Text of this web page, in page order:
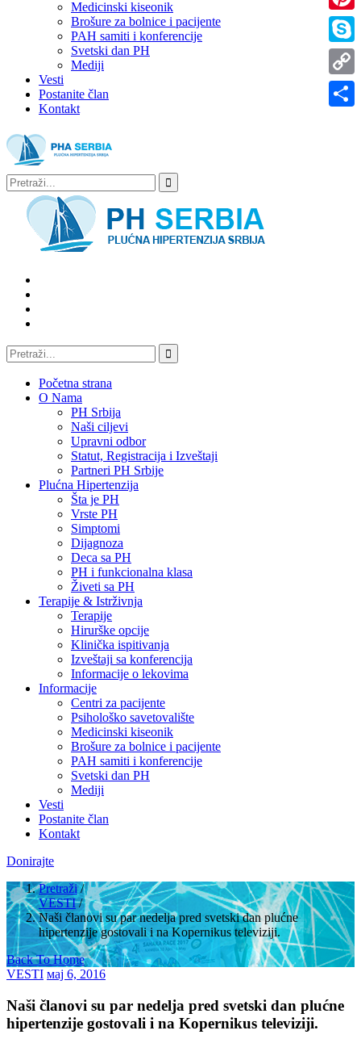
Medicinski kiseonik
Brošure za bolnice i pacijente
PAH samiti i konferencije
Svetski dan PH
Mediji
Vesti
Postanite član
Kontakt
Početna strana
O Nama
PH Srbija
Naši ciljevi
Upravni odbor
Statut, Registracija i Izveštaji
Partneri PH Srbije
Plućna Hipertenzija
Šta je PH
Vrste PH
Simptomi
Dijagnoza
Deca sa PH
PH i funkcionalna klasa
Živeti sa PH
Terapije & Istrživnja
Terapije
Hirurške opcije
Klinička ispitivanja
Izveštaji sa konferencija
Informacije o lekovima
Informacije
Centri za pacijente
Psihološko savetovalište
Medicinski kiseonik
Brošure za bolnice i pacijente
PAH samiti i konferencije
Svetski dan PH
Mediji
Vesti
Postanite član
Kontakt
Donirajte
Pretraži/
VESTI/
Naši članovi su par nedelja pred svetski dan plućne
hipertenzije gostovali i na Kopernikus televiziji.
Back To Home
VESTI мај 6, 2016
Naši članovi su par nedelja pred svetski dan plućne
hipertenzije gostovali i na Kopernikus televiziji.
Skype
Copy